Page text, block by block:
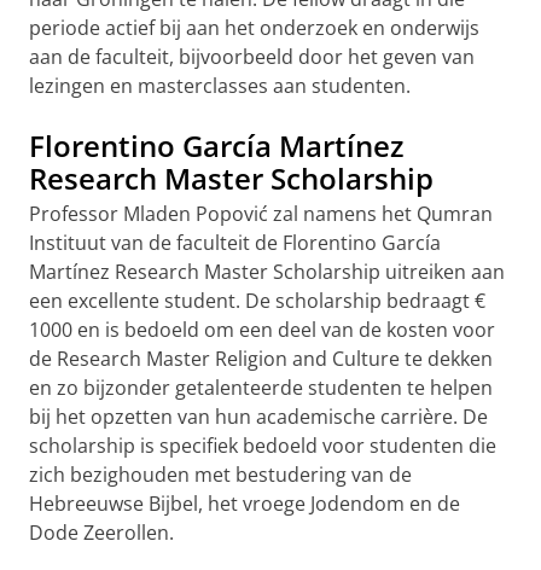
periode actief bij aan het onderzoek en onderwijs
aan de faculteit, bijvoorbeeld door het geven van
lezingen en masterclasses aan studenten.
Florentino García Martínez
Research Master Scholarship
Professor Mladen Popović zal namens het Qumran
Instituut van de faculteit de Florentino García
Martínez Research Master Scholarship uitreiken aan
een excellente student. De scholarship bedraagt €
1000 en is bedoeld om een deel van de kosten voor
de Research Master Religion and Culture te dekken
en zo bijzonder getalenteerde studenten te helpen
bij het opzetten van hun academische carrière. De
scholarship is specifiek bedoeld voor studenten die
zich bezighouden met bestudering van de
Hebreeuwse Bijbel, het vroege Jodendom en de
Dode Zeerollen.